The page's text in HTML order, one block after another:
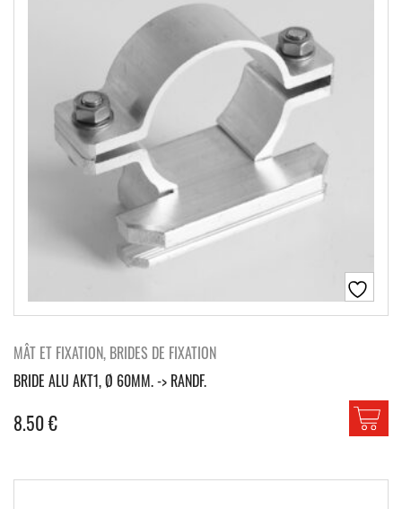
MÂT ET FIXATION, BRIDES DE FIXATION
BRIDE ALU AKT1, Ø 60MM. -> RANDF.
8.50€